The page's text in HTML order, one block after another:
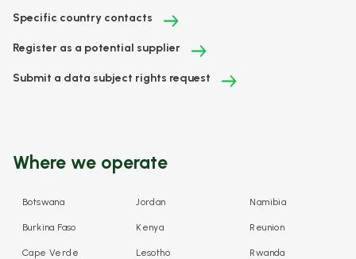
Specific country contacts
Register as a potential supplier
Submit a data subject rights request
Where we operate
Botswana
Burkina Faso
Cape Verde
Jordan
Kenya
Lesotho
Namibia
Reunion
Rwanda